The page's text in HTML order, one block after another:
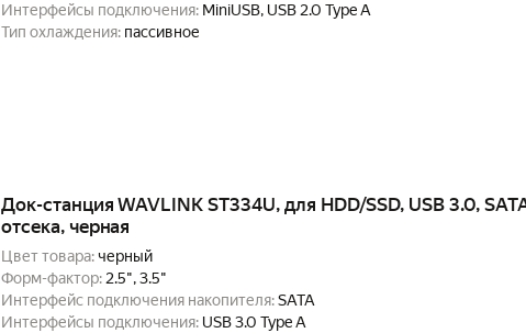
Интерфейсы подключения: MiniUSB, USB 2.0 Type A
Тип охлаждения: пассивное
Док-станция WAVLINK ST334U, для HDD/SSD, USB 3.0,
отсека, черная
Цвет товара:черный
Форм-фактор: 2.5", 3.5"
Интерфейс подключения накопителя:SATA
Интерфейсы подключения: USB 3.0 Type A